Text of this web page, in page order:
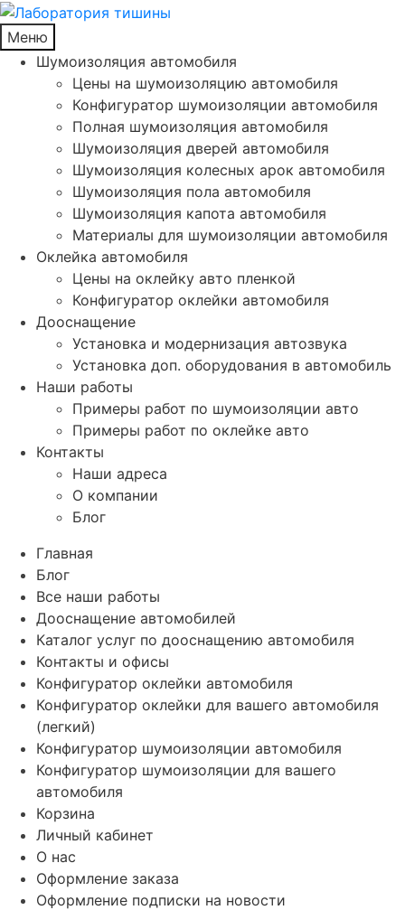
Меню
Шумоизоляция автомобиля
Цены на шумоизоляцию автомобиля
Конфигуратор шумоизоляции автомобиля
Полная шумоизоляция автомобиля
Шумоизоляция дверей автомобиля
Шумоизоляция колесных арок автомобиля
Шумоизоляция пола автомобиля
Шумоизоляция капота автомобиля
Материалы для шумоизоляции автомобиля
Оклейка автомобиля
Цены на оклейку авто пленкой
Конфигуратор оклейки автомобиля
Дооснащение
Установка и модернизация автозвука
Установка доп. оборудования в автомобиль
Наши работы
Примеры работ по шумоизоляции авто
Примеры работ по оклейке авто
Контакты
Наши адреса
О компании
Блог
Главная
Блог
Все наши работы
Дооснащение автомобилей
Каталог услуг по дооснащению автомобиля
Контакты и офисы
Конфигуратор оклейки автомобиля
Конфигуратор оклейки для вашего автомобиля
(легкий)
Конфигуратор шумоизоляции автомобиля
Конфигуратор шумоизоляции для вашего
автомобиля
Корзина
Личный кабинет
О нас
Оформление заказа
Оформление подписки на новости